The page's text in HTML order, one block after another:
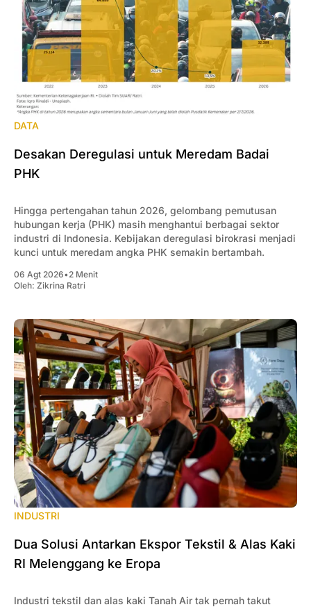
DATA
Desakan Deregulasi untuk Meredam Badai
PHK
Hingga pertengahan tahun 2026, gelombang pemutusan
hubungan kerja (PHK) masih menghantui berbagai sektor
industri di Indonesia. Kebijakan deregulasi birokrasi menjadi
kunci untuk meredam angka PHK semakin bertambah.
06 Agt 2026•2 Menit
Oleh: Zikrina Ratri
INDUSTRI
Dua Solusi Antarkan Ekspor Tekstil & Alas Kaki
RI Melenggang ke Eropa
Industri tekstil dan alas kaki Tanah Air tak pernah takut